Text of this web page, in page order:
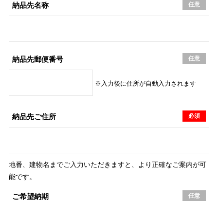
納品先名称 任意
納品先郵便番号 任意
※入力後に住所が自動入力されます
納品先ご住所 必須
地番、建物名までご入力いただきますと、より正確なご案内が可
能です。
ご希望納期 任意